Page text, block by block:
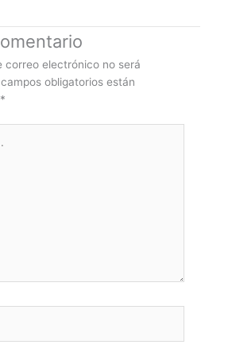
correo electrónico no será
obligatorios están
*